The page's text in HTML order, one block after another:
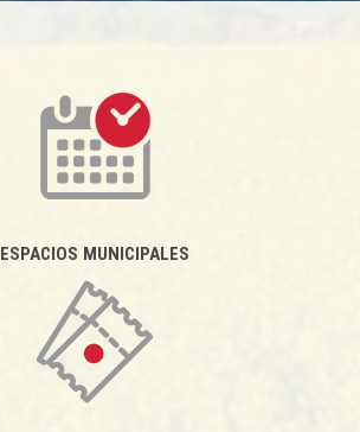
ESPACIOS MUNICIPALES